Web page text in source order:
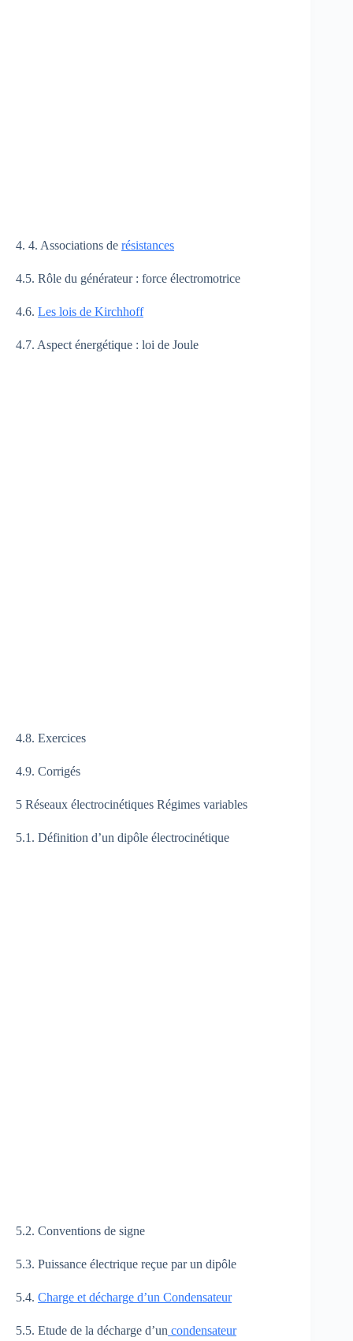
4. 4. Associations de résistances
4.5. Rôle du générateur : force électromotrice
4.6. Les lois de Kirchhoff
4.7. Aspect énergétique : loi de Joule
4.8. Exercices
4.9. Corrigés
5 Réseaux électrocinétiques Régimes variables
5.1. Définition d’un dipôle électrocinétique
5.2. Conventions de signe
5.3. Puissance électrique reçue par un dipôle
5.4. Charge et décharge d’un Condensateur
5.5. Etude de la décharge d’un condensateur